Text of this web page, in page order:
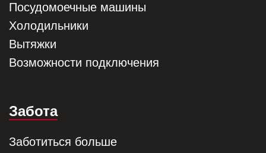
Посудомоечные машины
Холодильники
Вытяжки
Возможности подключения
Забота
Заботиться больше